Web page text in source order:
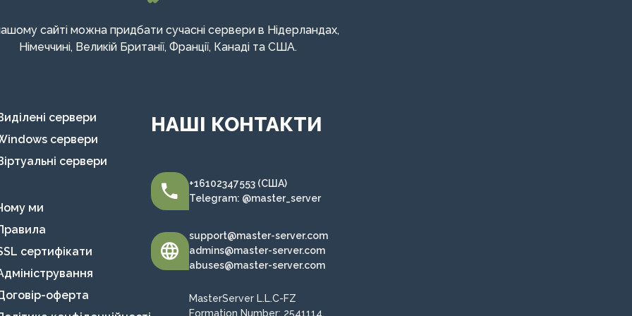
сайті можна придбати сучасні сервери в Нідерландах,
Німеччині, Великій Британії, Франції, Канаді та США.
сервери
сервери
сервери
ми
сертифікати
оферта
НАШІ КОНТАКТИ
+16102347553 (США)
Telegram: @master_server
support@master-server.com
admins@master-server.com
abuses@master-server.com
MasterServer L.L.C-FZ
Formation Number: 2541114.